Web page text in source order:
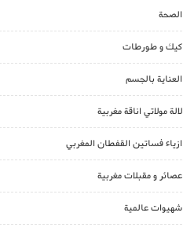
الصحة
كيك و طورطات
العناية بالجسم
لالة مولاتي اناقة مغربية
ازياء فساتين القفطان المغربي
عصائر و مقبلات مغربية
شهيوات عالمية